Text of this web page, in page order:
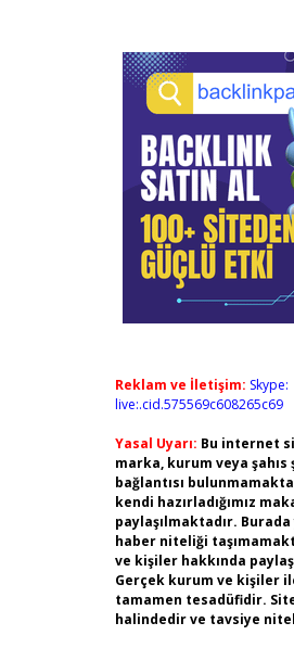
Reklam ve İletişim: Skype:
live:.cid.575569c608265c69
Yasal Uyarı: Bu internet
marka, kurum veya
bağlantısı
kendi hazırladığımız
paylaşılmaktadır.
haber niteliği
ve kişiler hakkında
Gerçek kurum ve kişiler
tamamen tesadüfidir.
halindedir ve tavsiye